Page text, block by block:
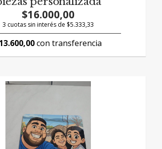
$16.000,00
3 cuotas sin interés de $5.333,33
con transferencia